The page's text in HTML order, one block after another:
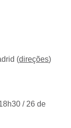
(direções)
/ 26 de